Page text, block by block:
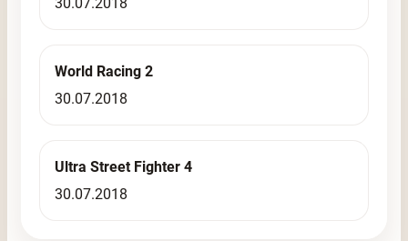
World Racing 2
30.07.2018
Ultra Street Fighter 4
30.07.2018